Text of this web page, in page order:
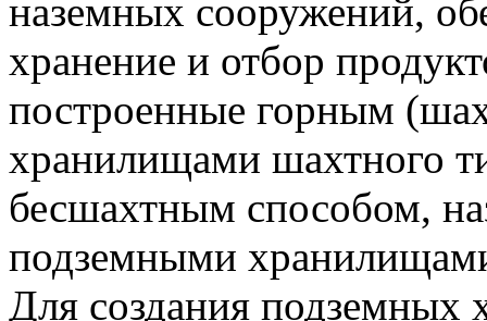
наземных сооружений,
хранение и отбор
построенные горным
хранилищами шахтного
бесшахтным способом,
подземными
Для создания